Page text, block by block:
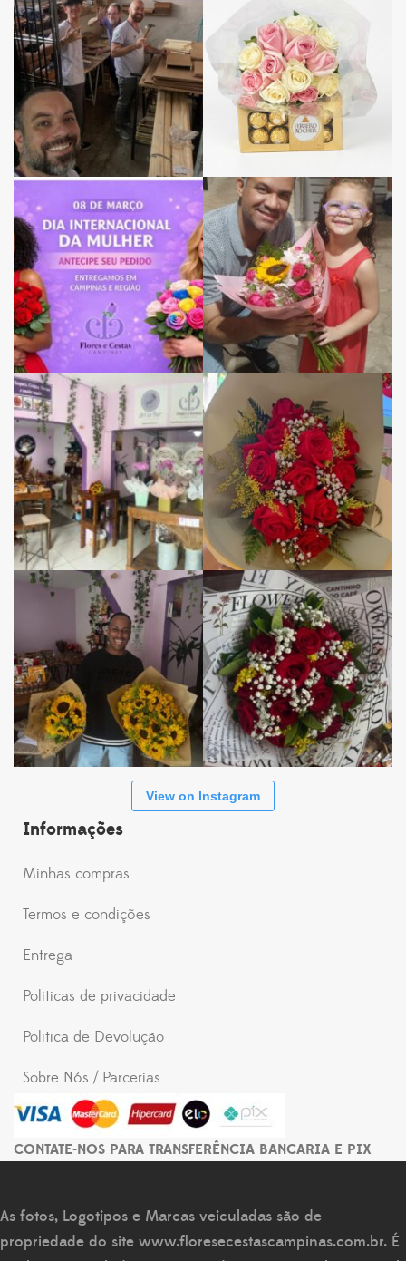
View on Instagram
Informações
Minhas compras
Termos e condições
Entrega
Politicas de privacidade
Politica de Devolução
Sobre Nós / Parcerias
CONTATE-NOS PARA TRANSFERÊNCIA BANCARIA E PIX
As fotos, Logotipos e Marcas veiculadas são de
propriedade do site www.floresecestascampinas.com.br. É